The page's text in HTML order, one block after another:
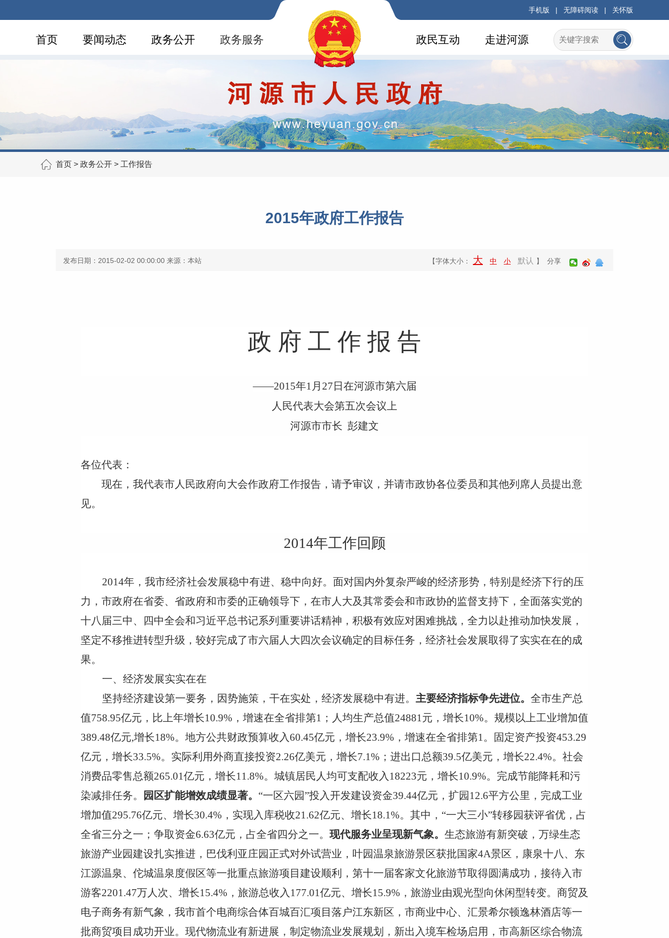
手机版 | 无障碍阅读 | 关怀版
首页 要闻动态 政务公开 政务服务 走进河源
政民互动
首页 > 政务公开 > 工作报告
2015年政府工作报告
发布日期：2015-02-02 00:00:00 来源：本站 【字体大小： 大 中 小 默认 】 分享
政 府 工 作 报 告
——2015年1月27日在河源市第六届
人民代表大会第五次会议上
河源市市长 彭建文
各位代表：
现在，我代表市人民政府向大会作政府工作报告，请予审议，并请市政协各位委员和其他列席人员提出意
见。
2014年工作回顾
2014年，我市经济社会发展稳中有进、稳中向好。面对国内外复杂严峻的经济形势，特别是经济下行的压
力，市政府在省委、省政府和市委的正确领导下，在市人大及其常委会和市政协的监督支持下，全面落实党的
十八届三中、四中全会和习近平总书记系列重要讲话精神，积极有效应对困难挑战，全力以赴推动加快发展，
坚定不移推进转型升级，较好完成了市六届人大四次会议确定的目标任务，经济社会发展取得了实实在在的成
果。
一、经济发展实实在在
坚持经济建设第一要务，因势施策，干在实处，经济发展稳中有进。 主要经济指标争先进位。 全市生产总
值758.95亿元，比上年增长10.9%，增速在全省排第1；人均生产总值24881元，增长10%。 规模以上工业增加值
389.48亿元,增长18%。 地方公共财政预算收入60.45亿元，增长23.9%，增速在全省排第1。 固定资产投资453.29
亿元，增长33.5%。实际利用外商直接投资2.26亿美元，增长7.1%；进出口总额39.5亿美元，增长22.4%。社会
消费品零售总额265.01亿元，增长11.8%。城镇居民人均可支配收入18223元，增长10.9%。完成节能降耗和污
染减排任务。
园区扩能增效成绩显著。 “一区六园”投入开发建设资金39.44亿元，扩园12.6平方公里，完成工业
增加值295.76亿元、增长30.4%，实现入库税收21.62亿元、增长18.1%。其中，“一大三小”转移园获评省优，占
全省三分之一；争取资金6.63亿元，占全省四分之一。现代服务业呈现新气象。 生态旅游有新突破，万绿生态
旅游产业园建设扎实推进，巴伐利亚庄园正式对外试营业，叶园温泉旅游景区获批国家4A景区，康泉十八、东
江源温泉、佗城温泉度假区等一批重点旅游项目建设顺利，第十一届客家文化旅游节取得圆满成功，接待入市
游客2201.47万人次、增长15.4%，旅游总收入177.01亿元、增长15.9%，旅游业由观光型向休闲型转变。商贸及
电子商务有新气象，我市首个电商综合体百城百汇项目落户江东新区，市商业中心、汇景希尔顿逸林酒店等一
批商贸项目成功开业。现代物流业有新进展，制定物流业发展规划，新出入境车检场启用，市高新区综合物流